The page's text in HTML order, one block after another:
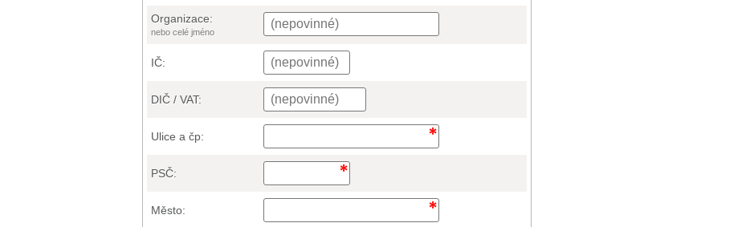
Organizace:
nebo celé jméno
IČ:
DIČ / VAT:
Ulice a čp:
PSČ:
Město: